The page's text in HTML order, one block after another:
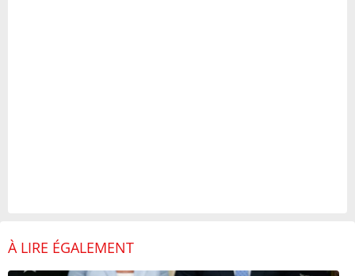
À LIRE ÉGALEMENT